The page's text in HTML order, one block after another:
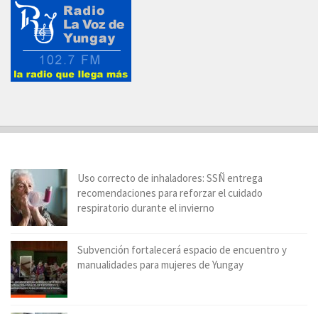
Uso correcto de inhaladores: SSÑ entrega
recomendaciones para reforzar el cuidado
respiratorio durante el invierno
Subvención fortalecerá espacio de encuentro y
manualidades para mujeres de Yungay